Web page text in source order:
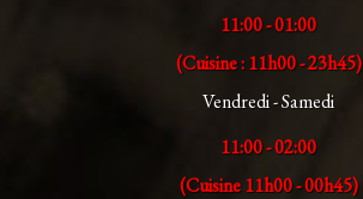
11:00 - 01:00
(Cuisine : 11h00 - 23h45)
Vendredi - Samedi
11:00 - 02:00
(Cuisine 11h00 - 00h45)